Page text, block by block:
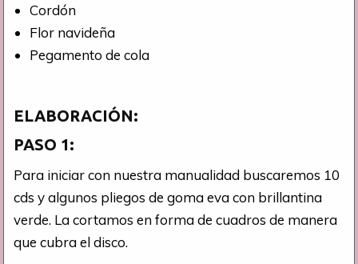
Cordón
Flor navideña
Pegamento de cola
ELABORACIÓN:
PASO 1:
Para iniciar con nuestra manualidad buscaremos 10
cds y algunos pliegos de goma eva con brillantina
verde. La cortamos en forma de cuadros de manera
que cubra el disco.